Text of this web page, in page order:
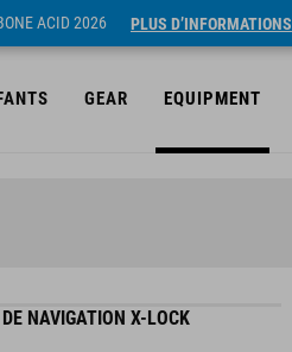
ACID 2026 PLUS D’INFORMATIONS
GEAR EQUIPMENT
NAVIGATION X-LOCK